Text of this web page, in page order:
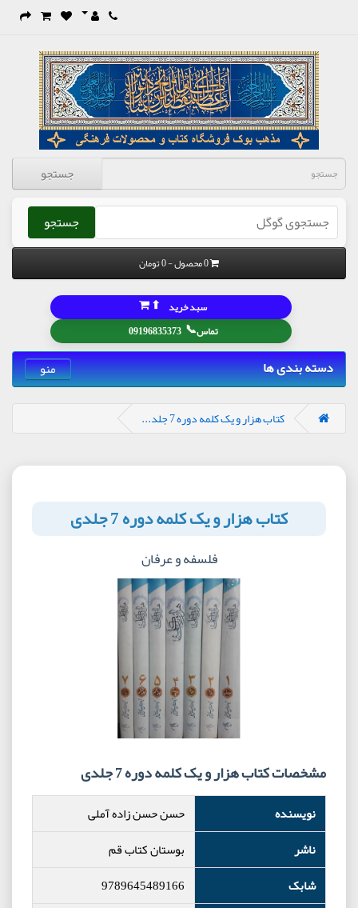
جستجو
جستجو
0 محصول - 0 تومان
تماس📞
09196835373
سبد خرید ⬆
دسته بندی ها منو
کتاب هزار و یک کلمه دوره 7 جلد...
کتاب هزار و یک کلمه دوره 7 جلدی
فلسفه و عرفان
مشخصات کتاب هزار و یک کلمه دوره 7 جلدی
نویسنده
حسن حسن زاده آملی
ناشر
بوستان کتاب قم
شابک
9789645489166